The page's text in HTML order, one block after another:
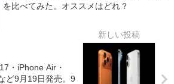
を比べてみた。オススメはどれ？
・iPhone Air・
ど9月19日発売。9